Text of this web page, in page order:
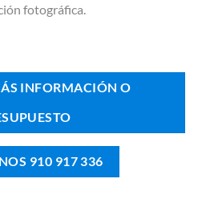
fotográfica.
INFORMACIÓN O
910 917 336